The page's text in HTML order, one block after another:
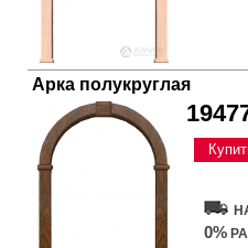
Арка полукруглая
0%